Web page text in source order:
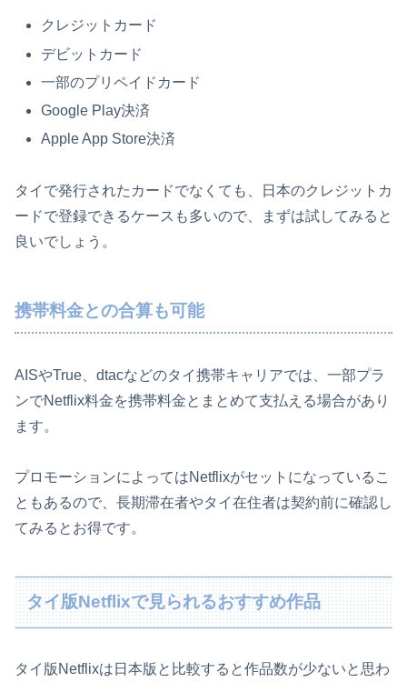
クレジットカード
デビットカード
一部のプリペイドカード
Google Play決済
Apple App Store決済
タイで発行されたカードでなくても、日本のクレジットカ
ードで登録できるケースも多いので、まずは試してみると
良いでしょう。
携帯料金との合算も可能
AISやTrue、dtacなどのタイ携帯キャリアでは、一部プラ
ンでNetflix料金を携帯料金とまとめて支払える場合があり
ます。
プロモーションによってはNetflixがセットになっているこ
ともあるので、長期滞在者やタイ在住者は契約前に確認し
てみるとお得です。
タイ版Netflixで見られるおすすめ作品
タイ版Netflixは日本版と比較すると作品数が少ないと思わ